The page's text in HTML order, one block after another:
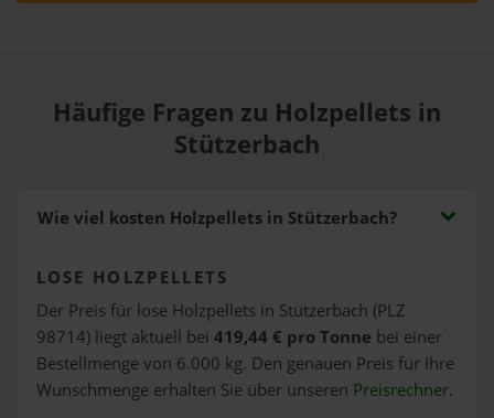
Häufige Fragen zu Holzpellets in
Stützerbach
Wie viel kosten Holzpellets in Stützerbach?
LOSE HOLZPELLETS
Der Preis für lose Holzpellets in Stützerbach (PLZ
98714) liegt aktuell bei 419,44 € pro Tonne bei einer
Bestellmenge von 6.000 kg. Den genauen Preis für Ihre
Wunschmenge erhalten Sie über unseren Preisrechner.